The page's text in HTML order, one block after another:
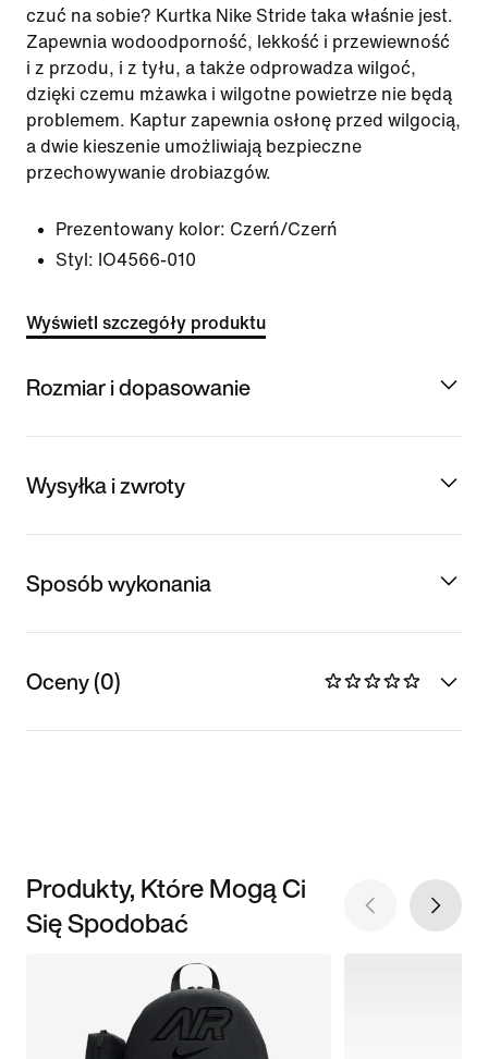
czuć na sobie? Kurtka Nike Stride taka właśnie jest.
Zapewnia wodoodporność, lekkość i przewiewność
i z przodu, i z tyłu, a także odprowadza wilgoć,
dzięki czemu mżawka i wilgotne powietrze nie będą
problemem. Kaptur zapewnia osłonę przed wilgocią,
a dwie kieszenie umożliwiają bezpieczne
przechowywanie drobiazgów.
Prezentowany kolor: Czerń/Czerń
Styl: IO4566-010
Wyświetl szczegóły produktu
Rozmiar i dopasowanie
Wysyłka i zwroty
Sposób wykonania
Oceny (0)
Produkty, Które Mogą Ci
Się Spodobać